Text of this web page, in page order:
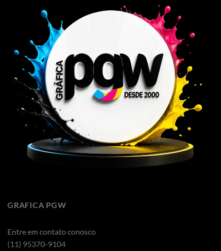
GRAFICA PGW
Entre em contato conosco
(11) 95370-9104